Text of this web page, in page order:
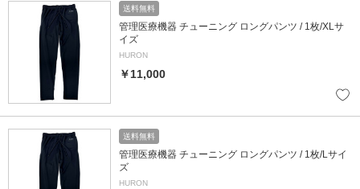
送料無料
管理医療機器 チューニング ロングパンツ / 1枚/XLサ
イズ
HURON
￥11,000
送料無料
管理医療機器 チューニング ロングパンツ / 1枚/Lサイ
ズ
HURON